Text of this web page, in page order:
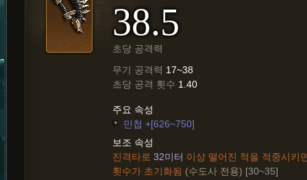
38.5
초당 공격력
무기 공격력 17~38
초당 공격 횟수 1.40
주요 속성
민첩 +[626~750]
보조 속성
진격타로 32미터 이상 떨어진 적을 적중시키
횟수가 초기화됨 (수도사 전용) [30~35]